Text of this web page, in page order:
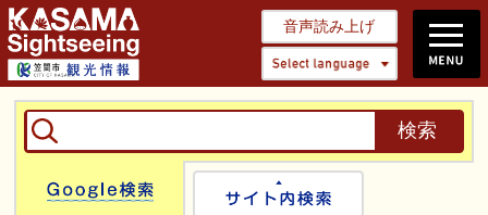
音声読み上げ
Select
Google検索